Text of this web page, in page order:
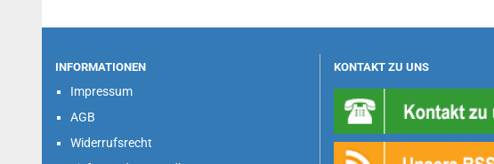
INFORMATIONEN
Impressum
AGB
Widerrufsrecht
KONTAKT ZU UNS